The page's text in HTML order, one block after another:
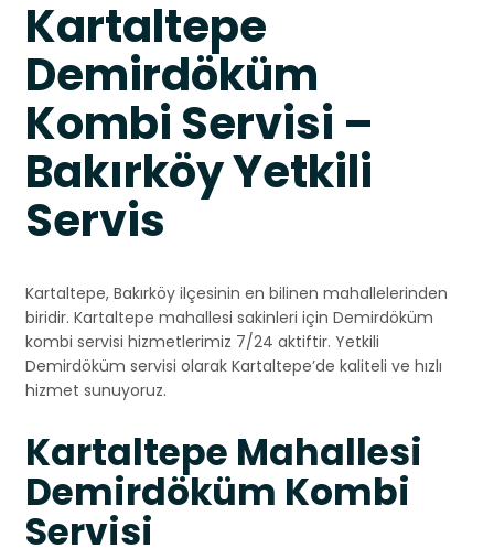
Kartaltepe
Demirdöküm
Kombi Servisi –
Bakırköy Yetkili
Servis
Kartaltepe, Bakırköy ilçesinin en bilinen mahallelerinden
biridir. Kartaltepe mahallesi sakinleri için Demirdöküm
kombi servisi hizmetlerimiz 7/24 aktiftir. Yetkili
Demirdöküm servisi olarak Kartaltepe’de kaliteli ve hızlı
hizmet sunuyoruz.
Kartaltepe Mahallesi
Demirdöküm Kombi
Servisi